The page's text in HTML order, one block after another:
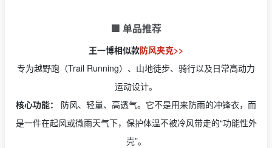
🟩 单品推荐
王一博相似款防风夹克>>
专为越野跑（Trail Running）、山地徒步、骑行以及日常高动力
运动设计。
核心功能：
防风、轻量、高透气。它不是用来防雨的冲锋衣，而
是一件在起风或微雨天气下，保护体温不被冷风带走的“功能性外
壳”。